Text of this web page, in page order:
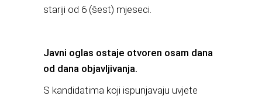
stariji od 6 (šest) mjeseci.
Javni oglas ostaje otvoren osam dana
od dana objavljivanja.
S kandidatima koji ispunjavaju uvjete